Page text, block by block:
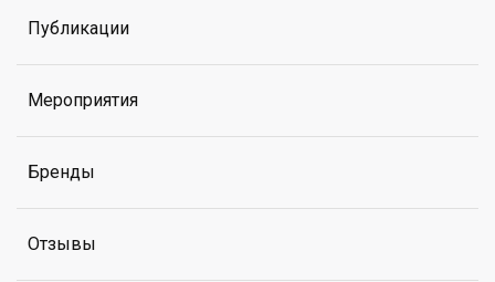
Публикации
Мероприятия
Бренды
Отзывы